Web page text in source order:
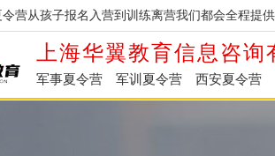
营从孩子报名入营到训练离营我们都会全程提
上海华翼教育信息咨询
军事夏令营 军训夏令营 西安夏令营